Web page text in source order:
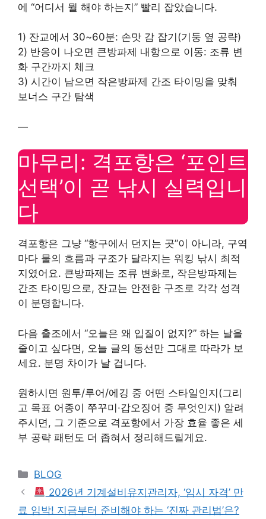
에 “어디서 뭘 해야 하는지” 빨리 잡았습니다.
1) 잔교에서 30~60분: 손맛 감 잡기(기둥 옆 공략)
2) 반응이 나오면 큰방파제 내항으로 이동: 조류 변
화 구간까지 체크
3) 시간이 남으면 작은방파제 간조 타이밍을 맞춰
보너스 구간 탐색
—
마무리: 격포항은 ‘포인트
선택’이 곧 낚시 실력입니
다
격포항은 그냥 “항구에서 던지는 곳”이 아니라, 구역
마다 물의 흐름과 구조가 달라지는 워킹 낚시 최적
지였어요. 큰방파제는 조류 변화로, 작은방파제는
간조 타이밍으로, 잔교는 안전한 구조로 각각 성격
이 분명합니다.
다음 출조에서 “오늘은 왜 입질이 없지?” 하는 날을
줄이고 싶다면, 오늘 글의 동선만 그대로 따라가 보
세요. 분명 차이가 날 겁니다.
원하시면 원투/루어/에깅 중 어떤 스타일인지(그리
고 목표 어종이 쭈꾸미·갑오징어 중 무엇인지) 알려
주시면, 그 기준으로 격포항에서 가장 효율 좋은 세
부 공략 패턴도 더 좁혀서 정리해드릴게요.
Categories
BLOG
2026년 기계설비유지관리자, ‘임시 자격’ 만
료 임박! 지금부터 준비해야 하는 ‘진짜 관리법’은?